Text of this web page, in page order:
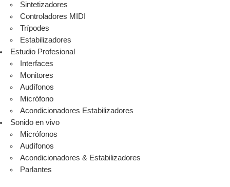
Sintetizadores
Controladores MIDI
Trípodes
Estabilizadores
Estudio Profesional
Interfaces
Monitores
Audífonos
Micrófono
Acondicionadores Estabilizadores
Sonido en vivo
Micrófonos
Audífonos
Acondicionadores & Estabilizadores
Parlantes